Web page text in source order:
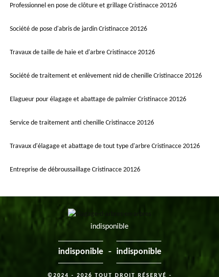
Professionnel en pose de clôture et grillage Cristinacce 20126
Société de pose d'abris de jardin Cristinacce 20126
Travaux de taille de haie et d'arbre Cristinacce 20126
Société de traitement et enlèvement nid de chenille Cristinacce 20126
Elagueur pour élagage et abattage de palmier Cristinacce 20126
Service de traitement anti chenille Cristinacce 20126
Travaux d'élagage et abattage de tout type d'arbre Cristinacce 20126
Entreprise de débroussaillage Cristinacce 20126
indisponible
indisponible - indisponible
©2024 - 2026 TOUT DROIT RÉSERVÉ -